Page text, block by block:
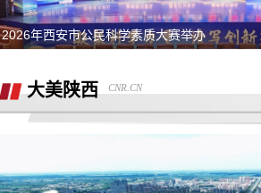
河北军文教育科技有限公司虚假宣传
公司退定金
强买强卖 强制贷款 称交意向金进行锁车
服务 没有按规定实施购车流程
退订金销售承诺按揭不过订金退还合同
订购的汽车，未完成验车，未交钥匙，
2026年西安市公民科学素质大赛举办
大美陕西 CNR.CN